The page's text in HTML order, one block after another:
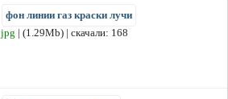
фон линии газ краски лучи
jpg | (1.29Mb) | скачали: 168